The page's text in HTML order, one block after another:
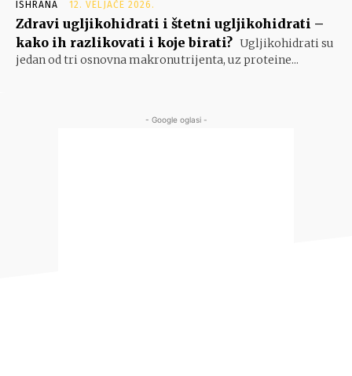
ISHRANA 12. VELJAČE 2026.
Zdravi ugljikohidrati i štetni ugljikohidrati –
kako ih razlikovati i koje birati? Ugljikohidrati su
jedan od tri osnovna makronutrijenta, uz proteine...
- Google oglasi -